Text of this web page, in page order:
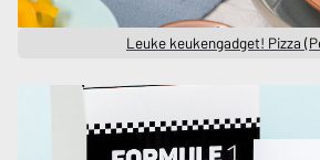
Leuke keukengadget! Pizza